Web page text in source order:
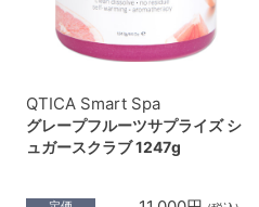
QTICA Smart Spa
グレープフルーツサプライズ シ
ュガースクラブ 1247g